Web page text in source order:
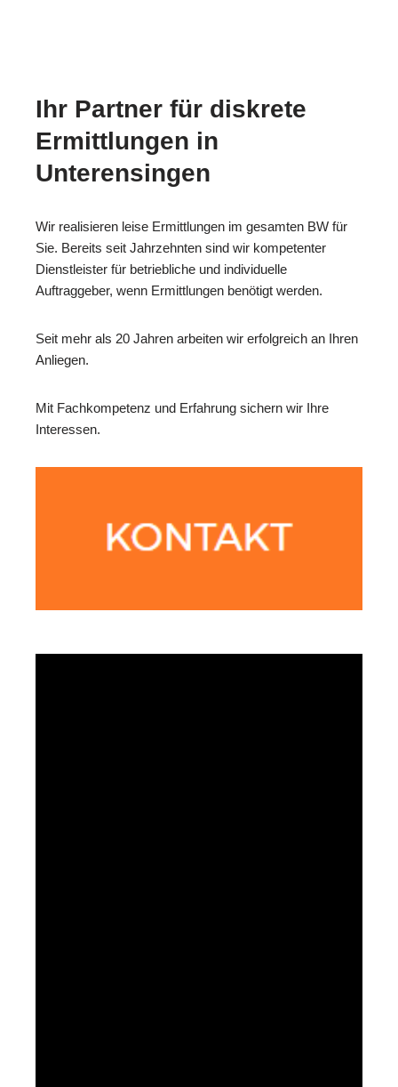
Ihr Partner für diskrete
Ermittlungen in
Unterensingen
Wir realisieren leise Ermittlungen im gesamten BW für
Sie. Bereits seit Jahrzehnten sind wir kompetenter
Dienstleister für betriebliche und individuelle
Auftraggeber, wenn Ermittlungen benötigt werden.
Seit mehr als 20 Jahren arbeiten wir erfolgreich an Ihren
Anliegen.
Mit Fachkompetenz und Erfahrung sichern wir Ihre
Interessen.